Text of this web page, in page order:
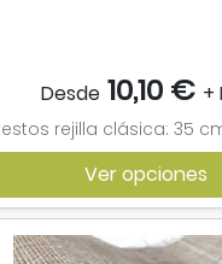
Desde 10,10 € +
Ver opciones